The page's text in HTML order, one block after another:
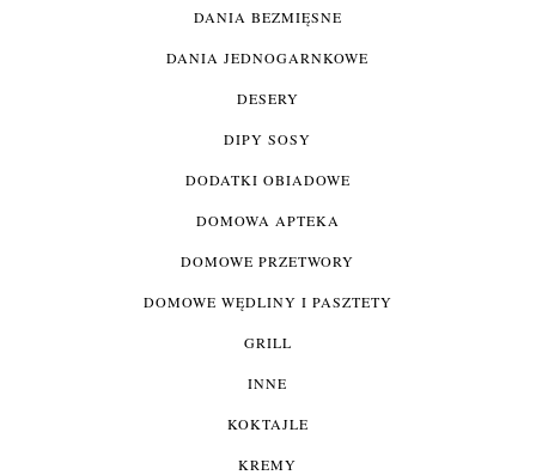
DANIA BEZMIĘSNE
DANIA JEDNOGARNKOWE
DESERY
DIPY SOSY
DODATKI OBIADOWE
DOMOWA APTEKA
DOMOWE PRZETWORY
DOMOWE WĘDLINY I PASZTETY
GRILL
INNE
KOKTAJLE
KREMY